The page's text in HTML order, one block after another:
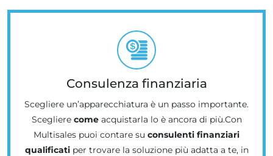
Consulenza finanziaria
Scegliere un’apparecchiatura è un passo importante.
Scegliere comeacquistarla lo è ancora di più.Con
Multisales puoi contare su consulenti finanziari
qualificatiper trovare la soluzione più adatta a te, in